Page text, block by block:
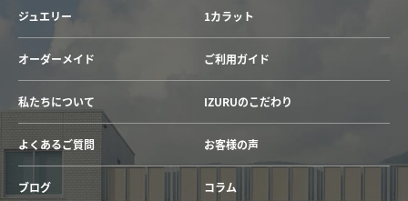
ジュエリー 1カラット
オーダーメイド ご利用ガイド
私たちについて IZURUのこだわり
よくあるご質問 お客様の声
ブログ コラム